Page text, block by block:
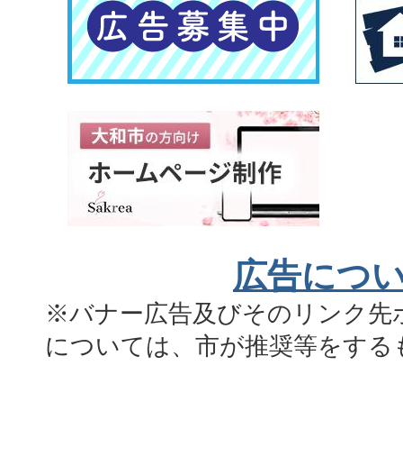
広告につ
※バナー広告及びそのリンク先
については、市が推奨等をす